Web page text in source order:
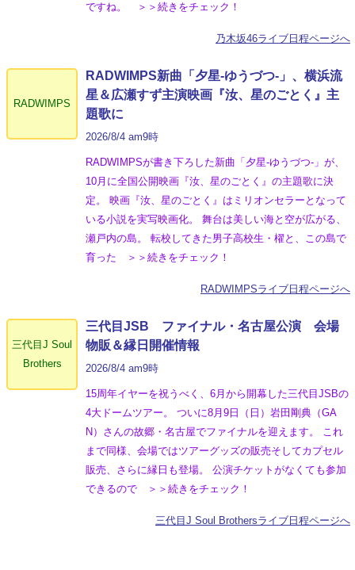
ですね。 ＞＞続きをチェック！
乃木坂46ライブ日程ページへ
RADWIMPS
RADWIMPS新曲「夕星-ゆうづつ-」、横浜流
星＆広瀬すず主演映画『汝、星のごとく』主
題歌に
2026/8/4 am9時
RADWIMPSが書き下ろした新曲「夕星-ゆうづつ-」が、
10月に全国公開映画『汝、星のごとく』の主題歌に決
定。 映画『汝、星のごとく』はミリオンセラーとなって
いる小説を実写映画化。 舞台は美しい海と空が広がる、
瀬戸内の島。 転校してきた男子高校生・櫂と、この島で
育った ＞＞続きをチェック！
RADWIMPSライブ日程ページへ
三代目J Soul
Brothers
三代目JSB ファイナル・名古屋公演 会場
物販＆縁日開催情報
2026/8/4 am9時
15周年イヤーを祝うべく、6月から開幕した三代目JSBの
4大ドームツアー。 ついに8月9日（日）岩田剛典（GA
N）さんの故郷・名古屋でファイナルを迎えます。 これ
まで同様、会場ではツアーグッズの販売そしてカプセル
販売、さらに縁日も登場。 公演チケットがなくても参加
できるので ＞＞続きをチェック！
三代目J Soul Brothersライブ日程ページへ